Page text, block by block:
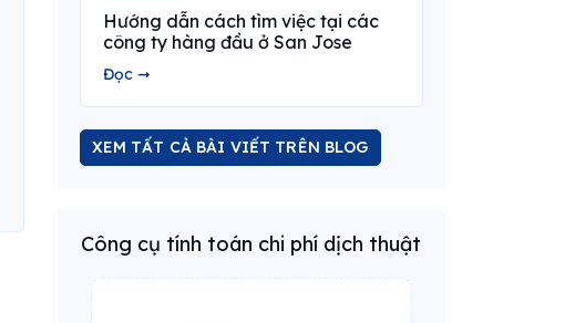
Hướng dẫn cách tìm việc tại các
công ty hàng đầu ở San Jose
Đọc ➞
XEM TẤT CẢ BÀI VIẾT TRÊN BLOG
Công cụ tính toán chi phí dịch thuật